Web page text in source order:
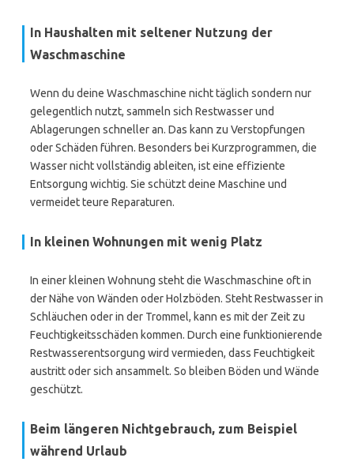
In Haushalten mit seltener Nutzung der
Waschmaschine
Wenn du deine Waschmaschine nicht täglich sondern nur
gelegentlich nutzt, sammeln sich Restwasser und
Ablagerungen schneller an. Das kann zu Verstopfungen
oder Schäden führen. Besonders bei Kurzprogrammen, die
Wasser nicht vollständig ableiten, ist eine effiziente
Entsorgung wichtig. Sie schützt deine Maschine und
vermeidet teure Reparaturen.
In kleinen Wohnungen mit wenig Platz
In einer kleinen Wohnung steht die Waschmaschine oft in
der Nähe von Wänden oder Holzböden. Steht Restwasser in
Schläuchen oder in der Trommel, kann es mit der Zeit zu
Feuchtigkeitsschäden kommen. Durch eine funktionierende
Restwasserentsorgung wird vermieden, dass Feuchtigkeit
austritt oder sich ansammelt. So bleiben Böden und Wände
geschützt.
Beim längeren Nichtgebrauch, zum Beispiel
während Urlaub